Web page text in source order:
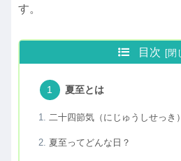
す。
目次
夏至とは
二十四節気（にじゅうしせっき）
夏至ってどんな日？